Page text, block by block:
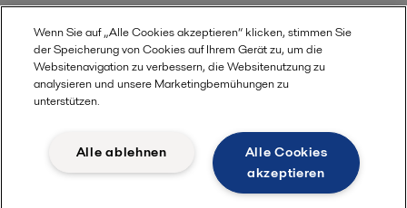
Wenn Sie auf „Alle Cookies akzeptieren“ klicken, stimmen Sie
der Speicherung von Cookies auf Ihrem Gerät zu, um die
Websitenavigation zu verbessern, die Websitenutzung zu
analysieren und unsere Marketingbemühungen zu
unterstützen.
Alle Cookies
akzeptieren
Alle ablehnen